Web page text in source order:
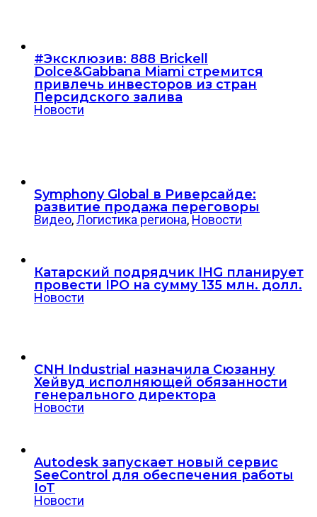
#Эксклюзив: 888 Brickell
Dolce&Gabbana Miami стремится
привлечь инвесторов из стран
Персидского залива
Новости
Symphony Global в Риверсайде:
развитие продажа переговоры
Видео,Логистика региона, Новости
Катарский подрядчик IHG планирует
провести IPO на сумму 135 млн. долл.
Новости
CNH Industrial назначила Сюзанну
Хейвуд исполняющей обязанности
генерального директора
Новости
Autodesk запускает новый сервис
SeeControl для обеспечения работы
IoT
Новости